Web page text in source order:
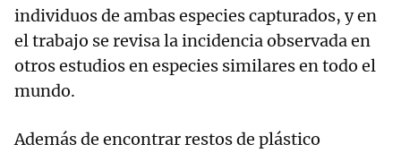
individuos de ambas especies capturados, y en
el trabajo se revisa la incidencia observada en
otros estudios en especies similares en todo el
mundo.
Además de encontrar restos de plástico